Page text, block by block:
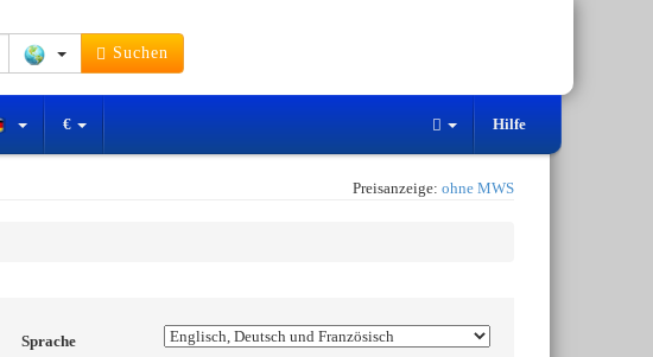
Suchen
€ Hilfe
Preisanzeige: ohne MWS
Sprache